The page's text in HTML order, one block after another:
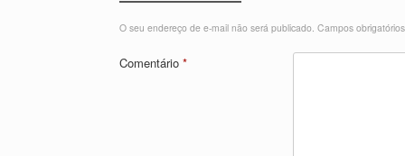
O seu endereço de e-mail não será publicado. Campos
Comentário *